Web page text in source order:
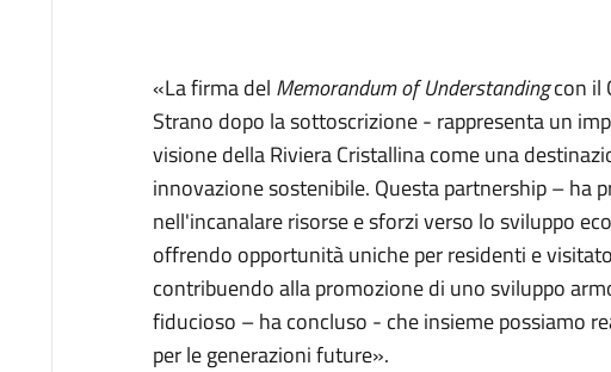
«La firma del Memorandum of Understandingcon il
Strano dopo la sottoscrizione - rappresenta un
visione della Riviera Cristallina come una
innovazione sostenibile. Questa partnership – ha
nell'incanalare risorse e sforzi verso lo sviluppo
offrendo opportunità uniche per residenti e
contribuendo alla promozione di uno sviluppo
fiducioso – ha concluso - che insieme possiamo
per le generazioni future».